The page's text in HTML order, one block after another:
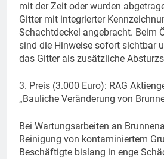
mit der Zeit oder wurden
Gitter mit integrierter
Schachtdeckel angebracht. Beim
sind die Hinweise sofort sichtbar
das Gitter als zusätzliche
3. Preis (3.000 Euro): RAG
„Bauliche Veränderung von
Bei Wartungsarbeiten an
Reinigung von kontaminiertem
Beschäftigte bislang in enge